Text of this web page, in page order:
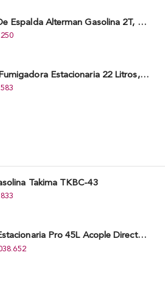
Fumigadora De Espalda Alterman Gasolina 2T, 26 Cc, Bomba Nylon Libre Mantenimiento, Tf900-A.
Bomba Para Fumigadora Estacionaria 22 Litros, Xp22-I.
Takima TKBC-43
Fumigadora Estacionaria Pro 45L Acople Directo con Accesorios